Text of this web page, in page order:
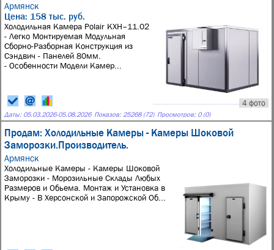
Армянск
4 фото
Цена: 158 тыс. руб.
Холодильная Камера Polair КХН–11.02
- Легко Монтируемая Модульная
Сборно-Разборная Конструкция из
Сэндвич - Панелей 80мм.
- Особенности Модели Камер...
Даты: 05.03.2026-05.08.2026 Показов: 25268 (72) Просмотров: 0 (0)
Продам: Холодильные Камеры - Камеры Шоковой
Заморозки.Производитель.
Армянск
Холодильные Камеры - Камеры Шоковой
Заморозки - Морозильные Склады Любых
Размеров и Обьема. Монтаж и Установка в
Крыму - В Херсонской и Запорожской Об...